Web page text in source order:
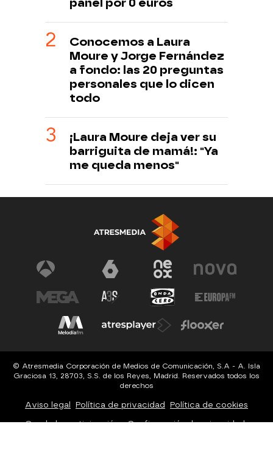
panel por 0 euros
Conocemos a Laura
Moure y Jorge Fernández
a fondo: las 20 preguntas
personales que lo dicen
todo
¡Laura Moure deja ver su
barriguita de mamá!: "Ya
me queda menos"
© Atresmedia Corporación de Medios de Comunicación, S.A - A. Isla
Graciosa 13, 28703, S.S. de los Reyes, Madrid. Reservados todos los
derechos
Aviso legal Política de privacidad Política de cookies
Cond. de participación Configuración de privacidad